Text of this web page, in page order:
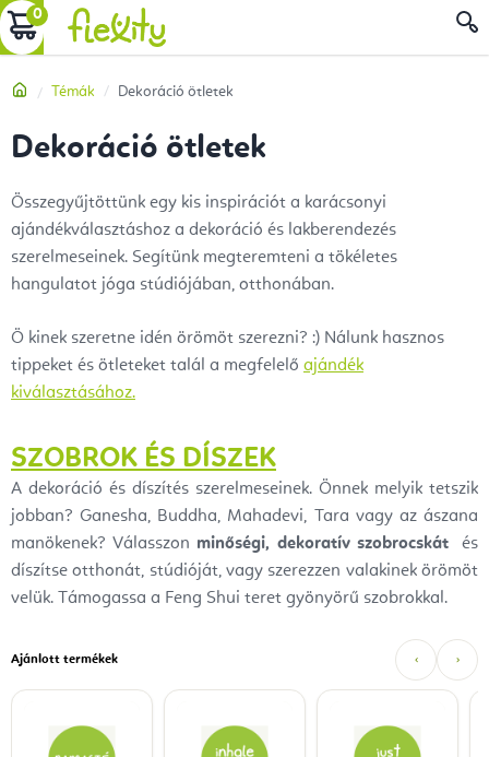
Ugrás
a
tartalomhoz
KOSÁR
Kezdőlap
Témák Dekoráció ötletek
Dekoráció ötletek
Összegyűjtöttünk egy kis inspirációt a karácsonyi
ajándékválasztáshoz a dekoráció és lakberendezés
szerelmeseinek. Segítünk megteremteni a tökéletes
hangulatot jóga stúdiójában, otthonában.
Ö kinek szeretne idén örömöt szerezni? :) Nálunk hasznos
tippeket és ötleteket talál a megfelelő ajándék
kiválasztásához.
SZOBROK ÉS DÍSZEK
A dekoráció és díszítés szerelmeseinek. Önnek melyik tetszik
jobban? Ganesha, Buddha, Mahadevi, Tara vagy az ászana
manökenek? Válasszon minőségi, dekoratív szobrocskátés
díszítse otthonát, stúdióját, vagy szerezzen valakinek örömöt
velük. Támogassa a Feng Shui teret gyönyörű szobrokkal.
Ajánlott termékek ‹ ›